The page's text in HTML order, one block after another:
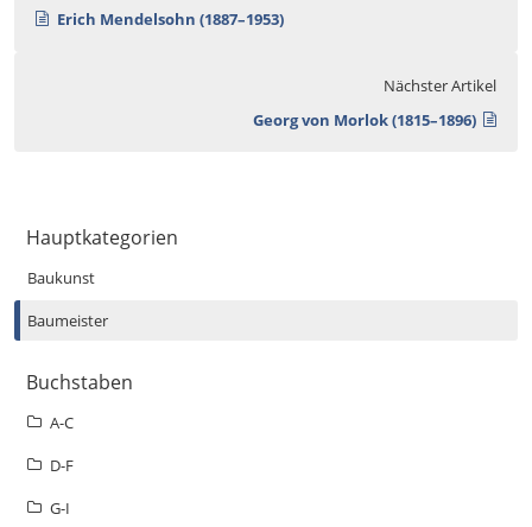
Erich Mendelsohn (1887–1953)
Nächster Artikel
Georg von Morlok (1815–1896)
Hauptkategorien
Baukunst
Baumeister
Buchstaben
A-C
D-F
G-I